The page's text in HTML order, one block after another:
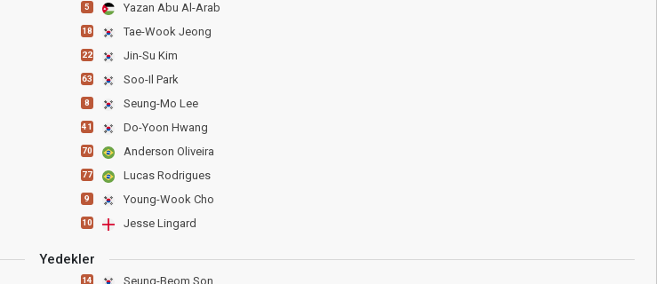
5 Yazan Abu Al-Arab
18 Tae-Wook Jeong
22 Jin-Su Kim
63 Soo-Il Park
8 Seung-Mo Lee
41 Do-Yoon Hwang
70 Anderson Oliveira
77 Lucas Rodrigues
9 Young-Wook Cho
10 Jesse Lingard
Yedekler
14 Seung-Beom Son